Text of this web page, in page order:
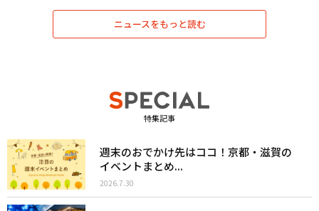
ニュースをもっと読む
特集記事
週末のおでかけ先はココ！京都・滋賀の
イベントまとめ...
2026.7.30